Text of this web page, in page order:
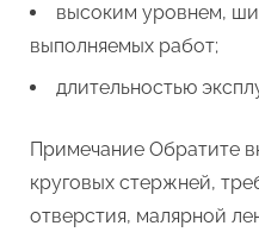
высоким уровнем,
выполняемых работ;
длительностью
Примечание Обратите
круговых стержней,
отверстия, малярной